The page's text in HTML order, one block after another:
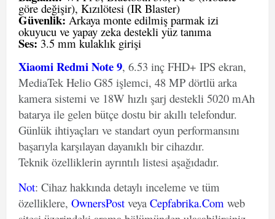
göre değişir), Kızılötesi (IR Blaster)
Güvenlik: Arkaya monte edilmiş parmak izi
okuyucu ve yapay zeka destekli yüz tanıma
Ses: 3.5 mm kulaklık girişi
Xiaomi Redmi Note 9, 6.53 inç FHD+ IPS ekran,
MediaTek Helio G85 işlemci, 48 MP dörtlü arka
kamera sistemi ve 18W hızlı şarj destekli 5020 mAh
batarya ile gelen bütçe dostu bir akıllı telefondur.
Günlük ihtiyaçları ve standart oyun performansını
başarıyla karşılayan dayanıklı bir cihazdır.
Teknik özelliklerin ayrıntılı listesi aşağıdadır.
Not: Cihaz hakkında detaylı inceleme ve tüm
özelliklere, OwnersPost veya Cepfabrika.Com web